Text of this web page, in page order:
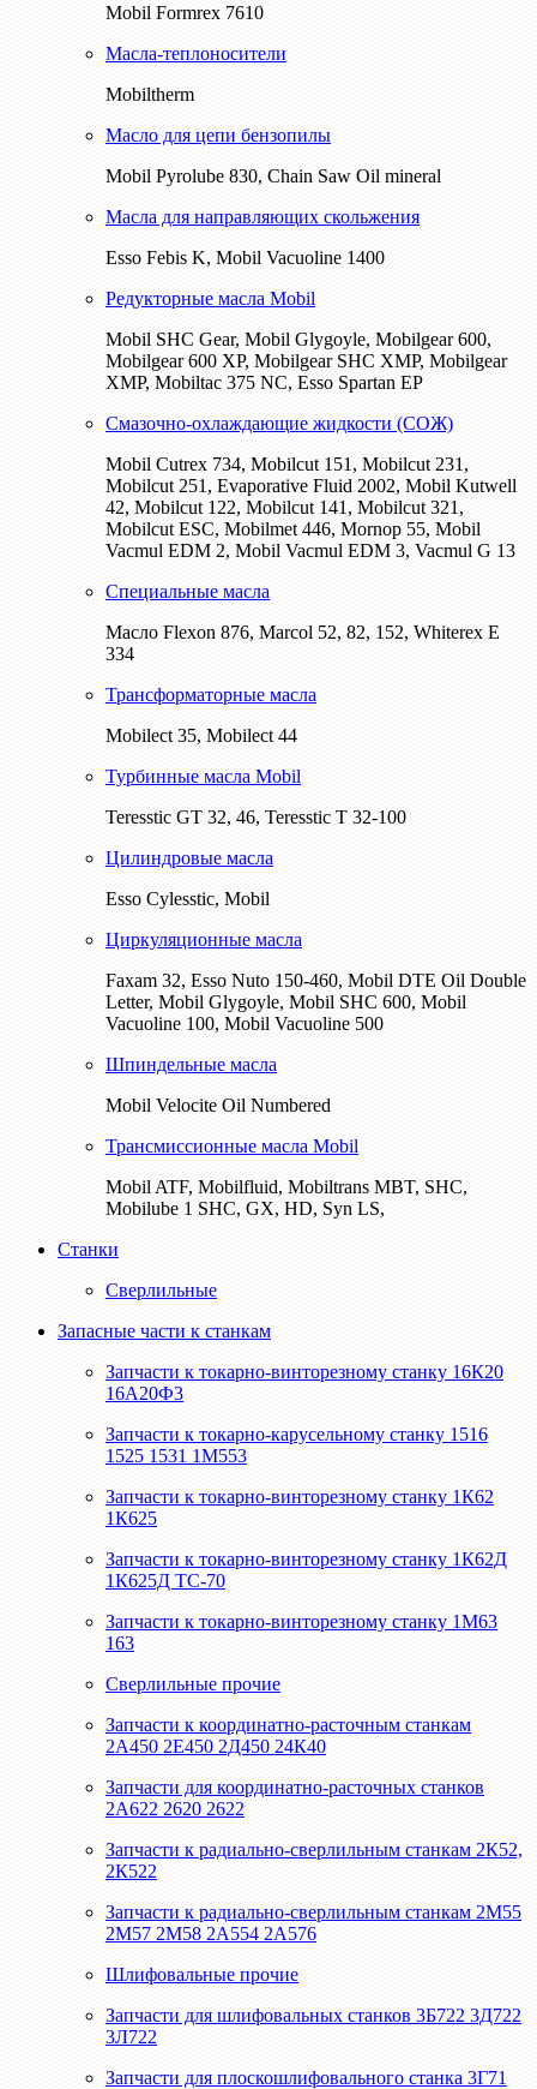
Mobil Formrex 7610
Масла-теплоносители
Mobiltherm
Масло для цепи бензопилы
Mobil Pyrolube 830, Chain Saw Oil mineral
Масла для направляющих скольжения
Esso Febis K, Mobil Vacuoline 1400
Редукторные масла Mobil
Mobil SHC Gear, Mobil Glygoyle, Mobilgear 600,
Mobilgear 600 XP, Mobilgear SHC XMP, Mobilgear
XМP, Mobiltac 375 NC, Esso Spartan EP
Смазочно-охлаждающие жидкости (СОЖ)
Mobil Cutrex 734, Mobilcut 151, Mobilcut 231,
Mobilcut 251, Evaporative Fluid 2002, Mobil Kutwell
42, Mobilcut 122, Mobilcut 141, Mobilcut 321,
Mobilcut ESC, Mobilmet 446, Mornop 55, Mobil
Vacmul EDM 2, Mobil Vacmul EDM 3, Vacmul G 13
Специальные масла
Масло Flexon 876, Marcol 52, 82, 152, Whiterex E
334
Трансформаторные масла
Mobilect 35, Mobilect 44
Турбинные масла Mobil
Teresstic GT 32, 46, Teresstic T 32-100
Цилиндровые масла
Esso Cylesstic, Mobil
Циркуляционные масла
Faxam 32, Esso Nuto 150-460, Mobil DTE Oil Double
Letter, Mobil Glygoyle, Mobil SHC 600, Mobil
Vacuoline 100, Mobil Vacuoline 500
Шпиндельные масла
Mobil Velocite Oil Numbered
Трансмиссионные масла Mobil
Mobil ATF, Mobilfluid, Mobiltrans MBT, SHC,
Mobilube 1 SHC, GX, HD, Syn LS,
Станки
Сверлильные
Запасные части к станкам
Запчасти к токарно-винторезному станку 16К20
16А20Ф3
Запчасти к токарно-карусельному станку 1516
1525 1531 1М553
Запчасти к токарно-винторезному станку 1К62
1К625
Запчасти к токарно-винторезному станку 1К62Д
1К625Д ТС-70
Запчасти к токарно-винторезному станку 1М63
163
Сверлильные прочие
Запчасти к координатно-расточным станкам
2А450 2Е450 2Д450 24К40
Запчасти для координатно-расточных станков
2А622 2620 2622
Запчасти к радиально-сверлильным станкам 2К52,
2К522
Запчасти к радиально-сверлильным станкам 2М55
2М57 2М58 2А554 2А576
Шлифовальные прочие
Запчасти для шлифовальных станков 3Б722 3Д722
3Л722
Запчасти для плоскошлифовального станка 3Г71